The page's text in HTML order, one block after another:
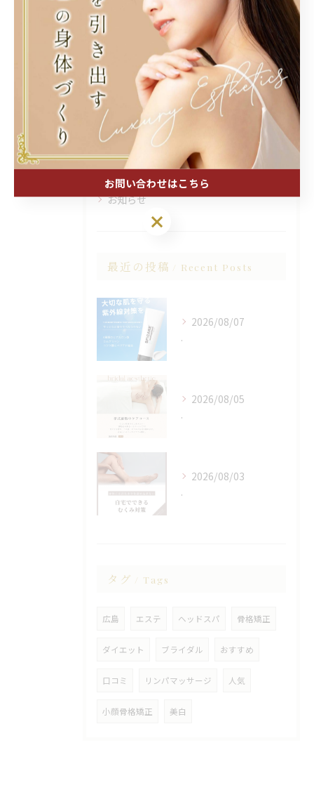
#エステ
カテゴリー Categories
全てのカテゴリー
ブログ
お知らせ
最近の投稿 Recent Posts
2026/08/07
.
2026/08/05
.
2026/08/03
.
タグ Tags
広島 エステ ヘッドスパ 骨格矯正
ダイエット ブライダル おすすめ
口コミ リンパマッサージ 人気
小顔骨格矯正 美白
お問い合わせはこちら